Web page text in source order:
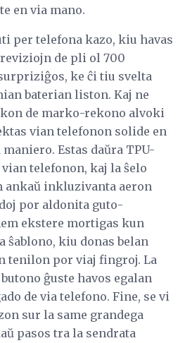
en via mano.
per telefona kazo, kiu havas
de pli ol 700
ke ĉi tiu svelta
baterian liston. Kaj ne
de marko-rekono alvoki
vian telefonon solide en
Estas daŭra TPU-
telefonon, kaj la ŝelo
ankaŭ inkluzivanta aeron
por aldonita guto-
ekstere mortigas kun
kiu donas belan
tenilon por viaj fingroj. La
ĝuste havos egalan
de via telefono. Fine, se vi
sur la same grandega
pasos tra la sendrata